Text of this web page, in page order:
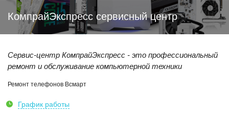
КомпрайЭкспресс сервисный центр
Сервис-центр КомпрайЭкспресс - это профессиональный
ремонт и обслуживание компьютерной техники
Ремонт телефонов Всмарт
График работы